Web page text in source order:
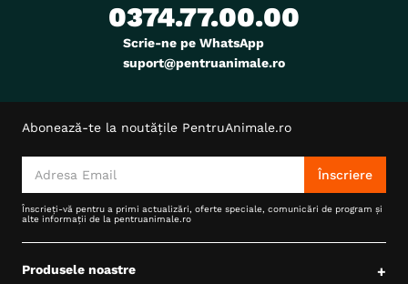
0374.77.00.00
Scrie-ne pe WhatsApp
suport@pentruanimale.ro
Abonează-te la noutățile PentruAnimale.ro
Înscriere
Înscrieți-vă pentru a primi actualizări, oferte speciale, comunicări de program și
alte informații de la pentruanimale.ro
Produsele noastre +